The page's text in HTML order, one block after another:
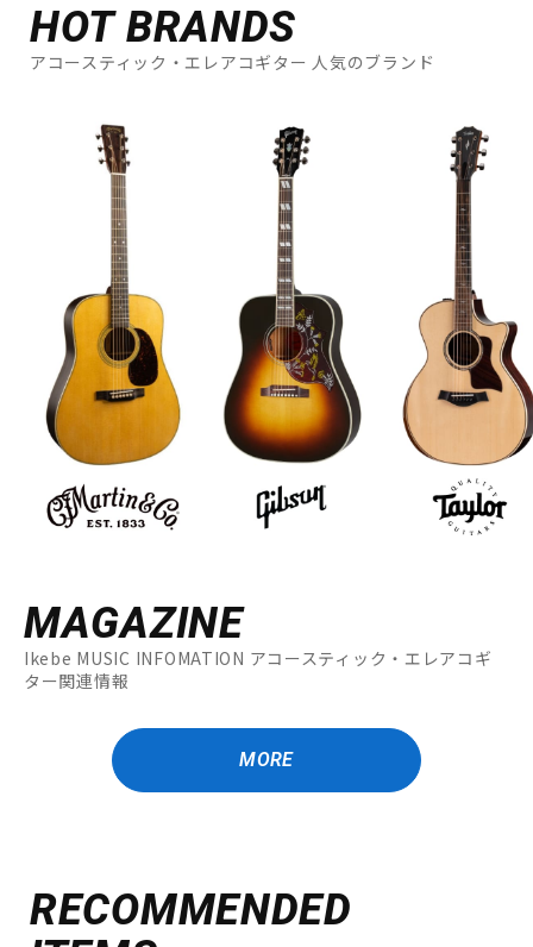
HOT BRANDS
アコースティック・エレアコギター 人気のブランド
MAGAZINE
Ikebe MUSIC INFOMATION アコースティック・エレアコギ
ター関連情報
MORE
RECOMMENDED